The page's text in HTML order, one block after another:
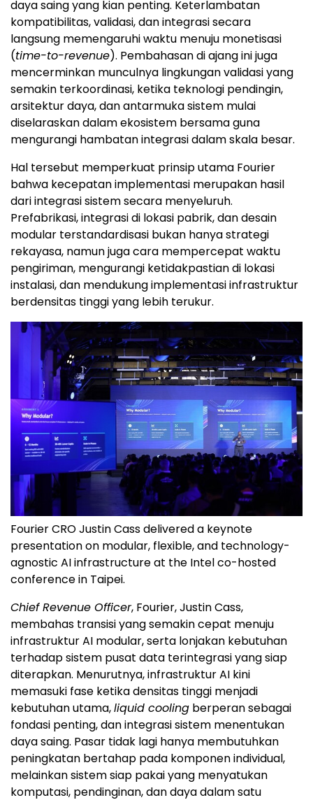
daya saing yang kian penting. Keterlambatan
kompatibilitas, validasi, dan integrasi secara
langsung memengaruhi waktu menuju monetisasi
(time-to-revenue). Pembahasan di ajang ini juga
mencerminkan munculnya lingkungan validasi yang
semakin terkoordinasi, ketika teknologi pendingin,
arsitektur daya, dan antarmuka sistem mulai
diselaraskan dalam ekosistem bersama guna
mengurangi hambatan integrasi dalam skala besar.
Hal tersebut memperkuat prinsip utama Fourier
bahwa kecepatan implementasi merupakan hasil
dari integrasi sistem secara menyeluruh.
Prefabrikasi, integrasi di lokasi pabrik, dan desain
modular terstandardisasi bukan hanya strategi
rekayasa, namun juga cara mempercepat waktu
pengiriman, mengurangi ketidakpastian di lokasi
instalasi, dan mendukung implementasi infrastruktur
berdensitas tinggi yang lebih terukur.
Fourier CRO Justin Cass delivered a keynote
presentation on modular, flexible, and technology-
agnostic AI infrastructure at the Intel co-hosted
conference in Taipei.
Chief Revenue Officer, Fourier, Justin Cass,
membahas transisi yang semakin cepat menuju
infrastruktur AI modular, serta lonjakan kebutuhan
terhadap sistem pusat data terintegrasi yang siap
diterapkan. Menurutnya, infrastruktur AI kini
memasuki fase ketika densitas tinggi menjadi
kebutuhan utama,liquid cooling berperan sebagai
fondasi penting, dan integrasi sistem menentukan
daya saing. Pasar tidak lagi hanya membutuhkan
peningkatan bertahap pada komponen individual,
melainkan sistem siap pakai yang menyatukan
komputasi, pendinginan, dan daya dalam satu